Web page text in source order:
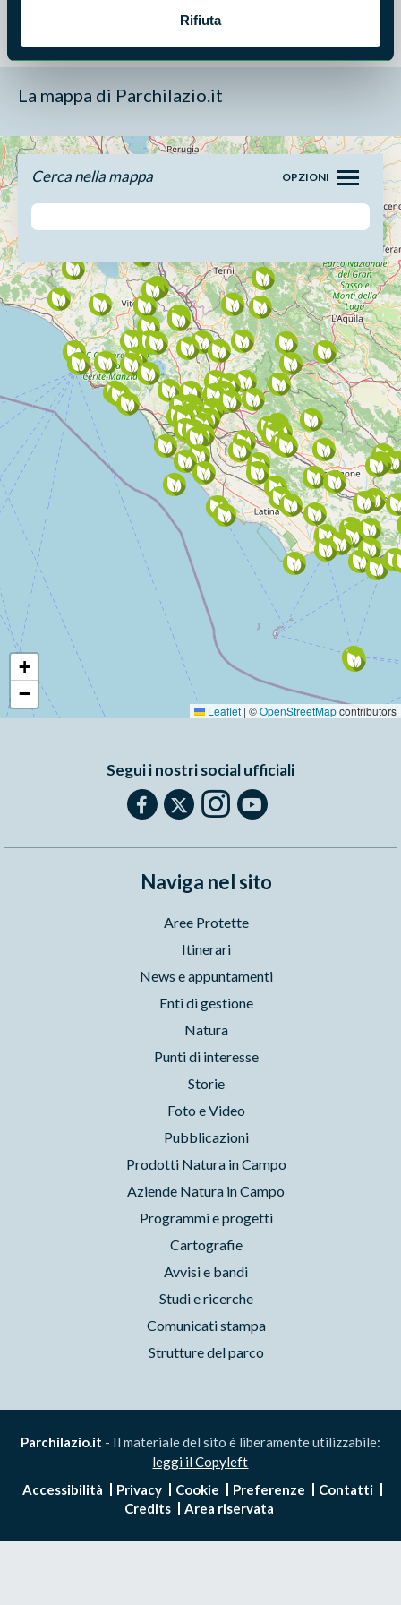
Rifiuta
La mappa di Parchilazio.it
+
−
Leaflet | ©OpenStreetMapcontributors
Cerca nella mappa OPZIONI
Segui i nostri social ufficiali
Naviga nel sito
Aree Protette
Itinerari
News e appuntamenti
Enti di gestione
Natura
Punti di interesse
Storie
Foto e Video
Pubblicazioni
Prodotti Natura in Campo
Aziende Natura in Campo
Programmi e progetti
Cartografie
Avvisi e bandi
Studi e ricerche
Comunicati stampa
Strutture del parco
Parchilazio.it - Il materiale del sito è liberamente utilizzabile:
leggi il Copyleft
Accessibilità
Privacy Cookie Preferenze
Contatti
Credits
Area riservata